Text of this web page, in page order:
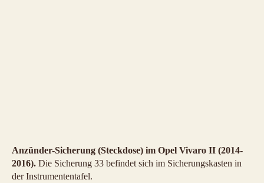
Anzünder-Sicherung (Steckdose) im Opel Vivaro II (2014-
2016). Die Sicherung 33 befindet sich im Sicherungskasten in
der Instrumententafel.